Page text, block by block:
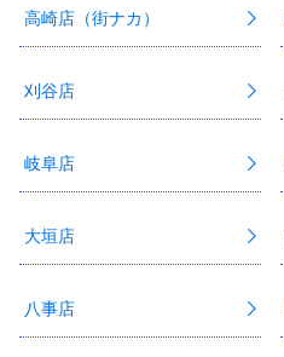
高崎店（街ナカ）
刈谷店
岐阜店
大垣店
八事店